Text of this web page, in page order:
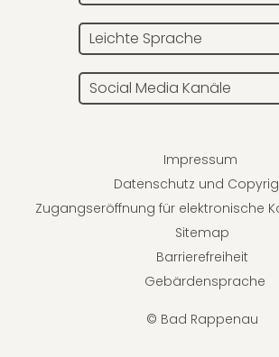
Leichte Sprache
Social Media Kanäle
© Bad Rappenau
Impressum
Datenschutz und
Zugangseröffnung für elektronische
Sitemap
Barrierefreiheit
Gebärdensprache